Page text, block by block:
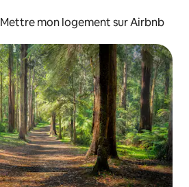
Mettre mon logement sur Airbnb